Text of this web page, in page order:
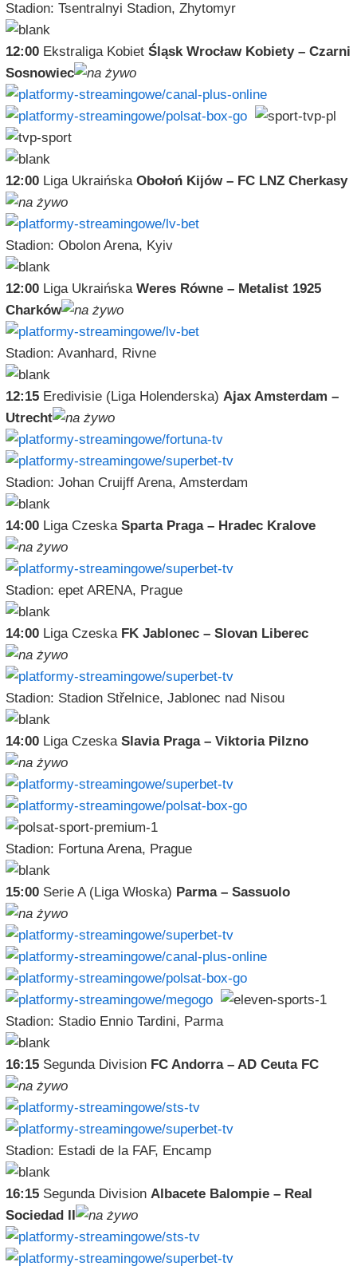
Stadion: Tsentralnyi Stadion, Zhytomyr
12:00Ekstraliga Kobiet Śląsk Wrocław Kobiety – Czarni
Sosnowiec
12:00Liga Ukraińska Obołoń Kijów – FC LNZ Cherkasy
Stadion: Obolon Arena, Kyiv
12:00Liga Ukraińska Weres Równe – Metalist 1925
Charków
Stadion: Avanhard, Rivne
12:15Eredivisie (Liga Holenderska) Ajax Amsterdam –
Utrecht
Stadion: Johan Cruijff Arena, Amsterdam
14:00Liga Czeska Sparta Praga – Hradec Kralove
Stadion: epet ARENA, Prague
14:00Liga Czeska FK Jablonec – Slovan Liberec
Stadion: Stadion Střelnice, Jablonec nad Nisou
14:00Liga Czeska Slavia Praga – Viktoria Pilzno
Stadion: Fortuna Arena, Prague
15:00Serie A (Liga Włoska) Parma – Sassuolo
Stadion: Stadio Ennio Tardini, Parma
16:15Segunda Division FC Andorra – AD Ceuta FC
Stadion: Estadi de la FAF, Encamp
16:15Segunda Division Albacete Balompie – Real
Sociedad II